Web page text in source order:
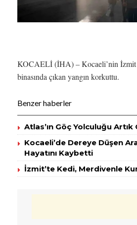
KOCAELİ (İHA) – Kocaeli’nin İzmit
binasında çıkan yangın korkuttu.
Benzer haberler
Atlas’ın Göç Yolculuğu
Kocaeli’de Dereye Düşen
Hayatını Kaybetti
İzmit’te Kedi, Merdivenle